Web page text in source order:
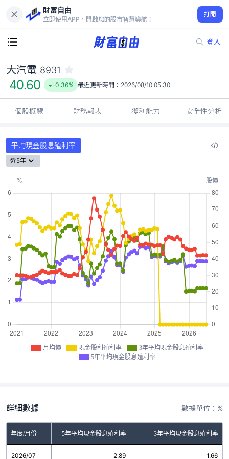
財富自由
立即使用APP，開啟您的股市智慧導航！
打開
登入
40.60
-0.36%
大汽電 8931
40.60 -0.36% 最近更新時間： 2026/08/10 05:30
個股概覽 財務報表 獲利能力 安全性分析
平均現金股息殖利率
近5年
月均價 現金股利殖利率
3年平均現金股息殖利率
5年平均現金股息殖利率
詳細數據 數據單位：%
年度/月份
股利殖利率 5年平均現金股息殖利率 3年平均現金股息殖利率
2026/07
0.00 2.89 1.66